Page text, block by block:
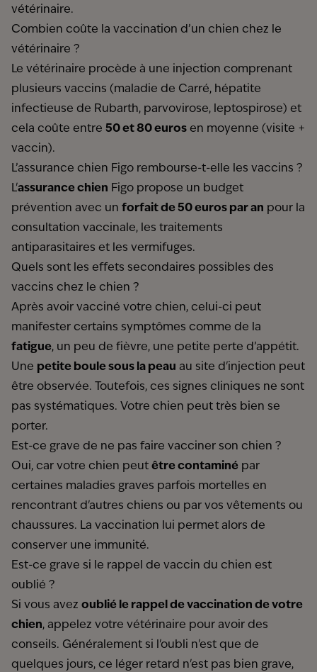
vétérinaire.
Combien coûte la vaccination d’un chien chez le
vétérinaire ?
Le vétérinaire procède à une injection comprenant
plusieurs vaccins (maladie de Carré, hépatite
infectieuse de Rubarth, parvovirose, leptospirose) et
cela coûte entre 50 et 80 euros en moyenne (visite +
vaccin).
L’assurance chien Figo rembourse-t-elle les vaccins ?
L'assurance chien Figo propose un budget
prévention avec un forfait de 50 euros par an pour la
consultation vaccinale, les traitements
antiparasitaires et les vermifuges.
Quels sont les effets secondaires possibles des
vaccins chez le chien ?
Après avoir vacciné votre chien, celui-ci peut
manifester certains symptômes comme de la
fatigue, un peu de fièvre, une petite perte d’appétit.
Une petite boule sous la peau au site d'injection peut
être observée. Toutefois, ces signes cliniques ne sont
pas systématiques. Votre chien peut très bien se
porter.
Est-ce grave de ne pas faire vacciner son chien ?
Oui, car votre chien peut être contaminé par
certaines maladies graves parfois mortelles en
rencontrant d'autres chiens ou par vos vêtements ou
chaussures. La vaccination lui permet alors de
conserver une immunité.
Est-ce grave si le rappel de vaccin du chien est
oublié ?
Si vous avez oublié le rappel de vaccination de votre
chien, appelez votre vétérinaire pour avoir des
conseils. Généralement si l'oubli n'est que de
quelques jours, ce léger retard n'est pas bien grave,